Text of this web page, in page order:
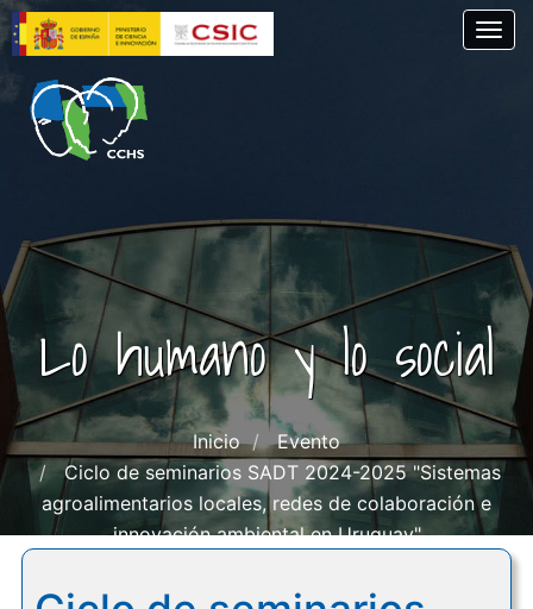
Pasar
al
contenido
principal
Lo humano y lo social
Inicio
Evento
Ciclo de seminarios SADT 2024-2025 "Sistemas
agroalimentarios locales, redes de colaboración e
innovación ambiental en Uruguay"